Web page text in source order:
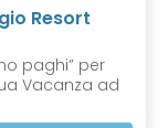
Resort
paghi” per
Vacanza ad